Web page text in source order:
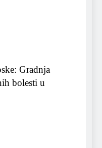
Gradnja
bolesti u